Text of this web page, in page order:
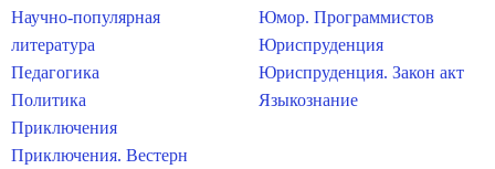
Научно-популярная
литература
Педагогика
Политика
Приключения
Приключения. Вестерн
Юмор. Программистов
Юриспруденция
Юриспруденция. Закон акт
Языкознание